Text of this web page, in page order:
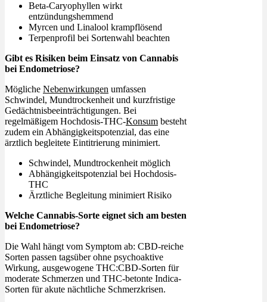
Beta-Caryophyllen wirkt
entzündungshemmend
Myrcen und Linalool krampflösend
Terpenprofil bei Sortenwahl beachten
Gibt es Risiken beim Einsatz von Cannabis
bei Endometriose?
Mögliche Nebenwirkungen umfassen
Schwindel, Mundtrockenheit und kurzfristige
Gedächtnisbeeinträchtigungen. Bei
regelmäßigem Hochdosis-THC-Konsum besteht
zudem ein Abhängigkeitspotenzial, das eine
ärztlich begleitete Eintitrierung minimiert.
Schwindel, Mundtrockenheit möglich
Abhängigkeitspotenzial bei Hochdosis-
THC
Ärztliche Begleitung minimiert Risiko
Welche Cannabis-Sorte eignet sich am besten
bei Endometriose?
Die Wahl hängt vom Symptom ab: CBD-reiche
Sorten passen tagsüber ohne psychoaktive
Wirkung, ausgewogene THC:CBD-Sorten für
moderate Schmerzen und THC-betonte Indica-
Sorten für akute nächtliche Schmerzkrisen.